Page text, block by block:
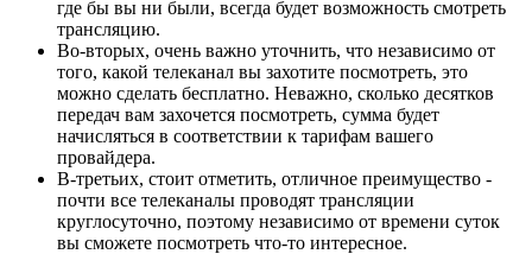
где бы вы ни были, всегда будет возможность смотреть
трансляцию.
Во-вторых, очень важно уточнить, что независимо от
того, какой телеканал вы захотите посмотреть, это
можно сделать бесплатно. Неважно, сколько десятков
передач вам захочется посмотреть, сумма будет
начисляться в соответствии к тарифам вашего
провайдера.
В-третьих, стоит отметить, отличное преимущество -
почти все телеканалы проводят трансляции
круглосуточно, поэтому независимо от времени суток
вы сможете посмотреть что-то интересное.